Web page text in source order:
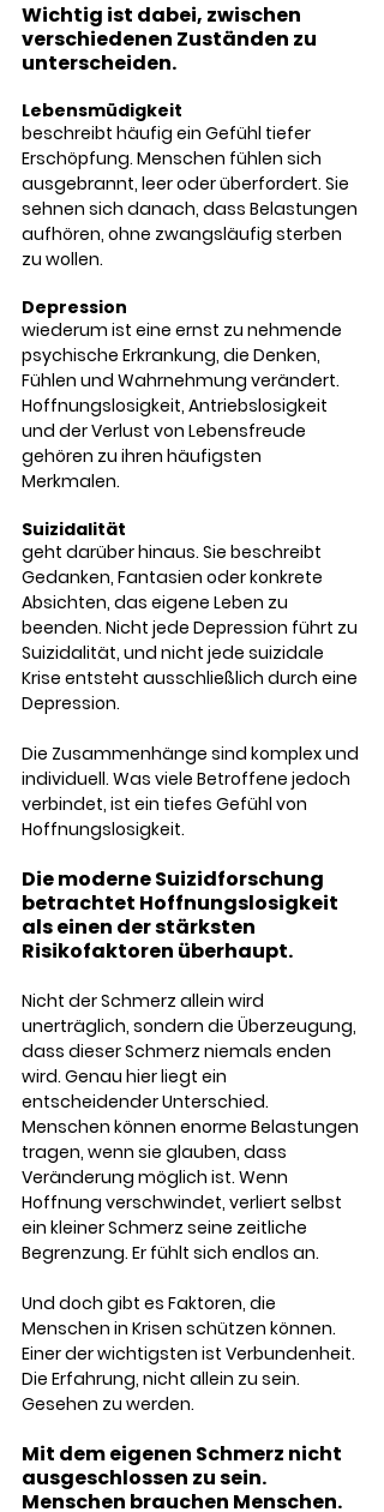
Wichtig ist dabei, zwischen
verschiedenen Zuständen zu
unterscheiden.
Lebensmüdigkeit
beschreibt häufig ein Gefühl tiefer
Erschöpfung. Menschen fühlen sich
ausgebrannt, leer oder überfordert. Sie
sehnen sich danach, dass Belastungen
aufhören, ohne zwangsläufig sterben
zu wollen.
Depression
wiederum ist eine ernst zu nehmende
psychische Erkrankung, die Denken,
Fühlen und Wahrnehmung verändert.
Hoffnungslosigkeit, Antriebslosigkeit
und der Verlust von Lebensfreude
gehören zu ihren häufigsten
Merkmalen.
Suizidalität
geht darüber hinaus. Sie beschreibt
Gedanken, Fantasien oder konkrete
Absichten, das eigene Leben zu
beenden. Nicht jede Depression führt zu
Suizidalität, und nicht jede suizidale
Krise entsteht ausschließlich durch eine
Depression.
Die Zusammenhänge sind komplex und
individuell. Was viele Betroffene jedoch
verbindet, ist ein tiefes Gefühl von
Hoffnungslosigkeit.
Die moderne Suizidforschung
betrachtet Hoffnungslosigkeit
als einen der stärksten
Risikofaktoren überhaupt.
Nicht der Schmerz allein wird
unerträglich, sondern die Überzeugung,
dass dieser Schmerz niemals enden
wird. Genau hier liegt ein
entscheidender Unterschied.
Menschen können enorme Belastungen
tragen, wenn sie glauben, dass
Veränderung möglich ist. Wenn
Hoffnung verschwindet, verliert selbst
ein kleiner Schmerz seine zeitliche
Begrenzung. Er fühlt sich endlos an.
Und doch gibt es Faktoren, die
Menschen in Krisen schützen können.
Einer der wichtigsten ist Verbundenheit.
Die Erfahrung, nicht allein zu sein.
Gesehen zu werden.
Mit dem eigenen Schmerz nicht
ausgeschlossen zu sein.
Menschen brauchen Menschen.